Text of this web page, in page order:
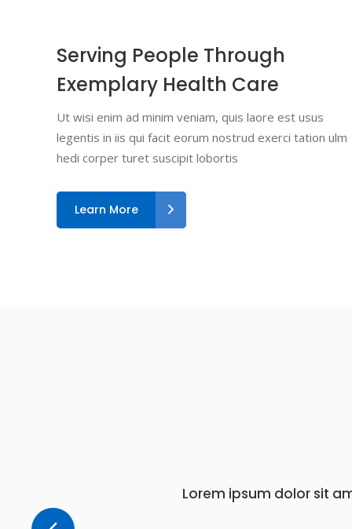
Serving People Through
Exemplary Health Care
Ut wisi enim ad minim veniam, quis laore est usus
legentis in iis qui facit eorum nostrud exerci tation ulm
hedi corper turet suscipit lobortis
Learn More
Lorem ipsum dolor sit